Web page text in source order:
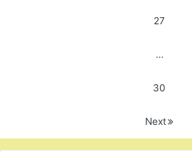
27
…
30
Next